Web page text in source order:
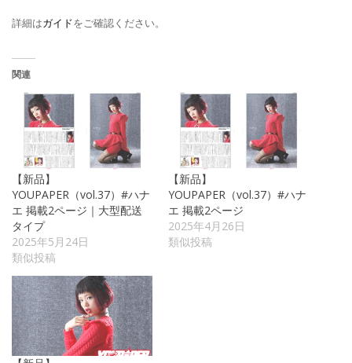
詳細はガイドをご確認ください。
関連
【新品】
YOUPAPER（vol.37）#ハナ
エ 掲載2ページ｜大型配送
タイプ
2025年5月24日
類似投稿
【新品】
YOUPAPER（vol.37）#ハナ
エ 掲載2ページ
2025年4月26日
類似投稿